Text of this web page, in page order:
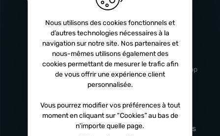
Livraison
rapide
Sous 24h à 48h
Service client
professionnel
De 8h à 17h Non-stop
Satisfait
remboursé
Paiement en
x3 fois
Nous utilisons des cookies fonctionnels et
d’autres technologies nécessaires à la
navigation sur notre site. Nos partenaires et
nous-mêmes utilisons également des
cookies permettant de mesurer le trafic afin
de vous offrir une expérience client
personnalisée.
Vous pourrez modifier vos préférences à tout
moment en cliquant sur “Cookies” au bas de
n'importe quelle page.